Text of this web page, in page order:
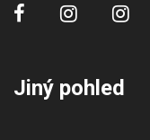
Jiný pohled